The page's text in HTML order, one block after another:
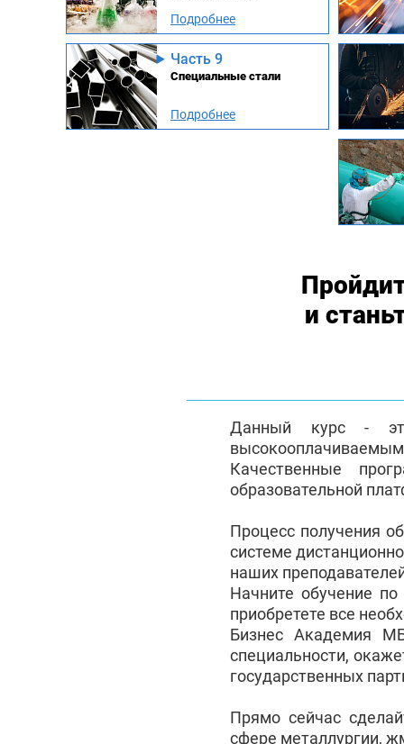
Подробнее
Часть 9
Специальные стали
Подробнее
и
Данный курс -
высокооплачиваемым
Качественные
образовательной
Процесс получения
системе
наших
Начните обучение
приобретете все
Бизнес Академия
специальности,
государственных
Прямо сейчас
сфере металлургии,